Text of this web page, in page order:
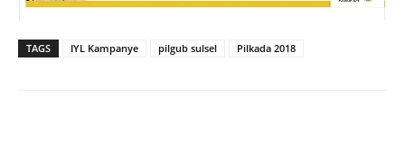
TAGS IYL Kampanye pilgub sulsel Pilkada 2018